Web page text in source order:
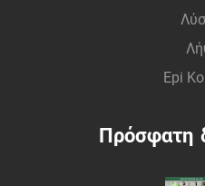
Epi
Πρόσφατη